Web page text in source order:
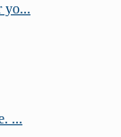
yo...
...